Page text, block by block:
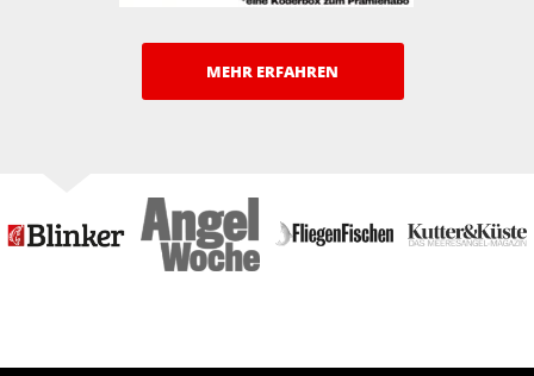
MEHR ERFAHREN